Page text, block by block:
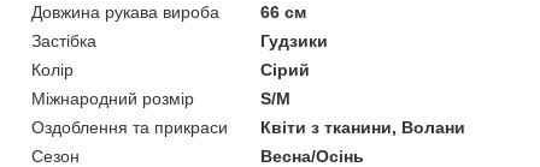
Довжина рукава вироба
66 см
Застібка
Гудзики
Колір
Сірий
Міжнародний розмір
S/M
Оздоблення та прикраси
Квіти з тканини, Волани
Сезон
Весна/Осінь